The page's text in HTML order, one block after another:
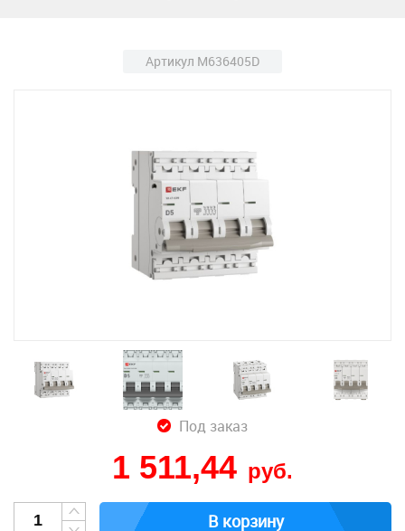
Артикул M636405D
Под заказ
1 511,44 руб.
В корзину